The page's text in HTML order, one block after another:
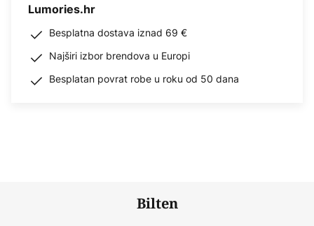
Lumories.hr
Besplatna dostava iznad 69 €
Najširi izbor brendova u Europi
Besplatan povrat robe u roku od 50 dana
Bilten